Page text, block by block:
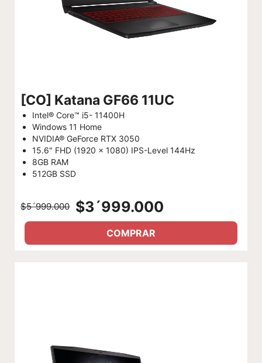
[CO] Katana GF66 11UC
Intel® Core™ i5- 11400H
Windows 11 Home
NVIDIA® GeForce RTX 3050
15.6" FHD (1920 x 1080) IPS-Level 144Hz
8GB RAM
512GB SSD
$5´999.000 $3´999.000
COMPRAR